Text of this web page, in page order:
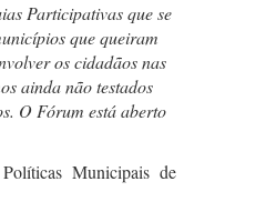
Participativas que se
que queiram
os cidadãos nas
ainda não testados
O Fórum está aberto
Municipais de